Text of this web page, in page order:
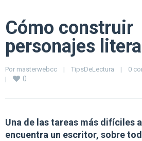
Cómo construir
personajes
Por masterwebcc | TipsDeLectura | 0
|
0
Una de las tareas más difíciles
encuentra un escritor, sobre